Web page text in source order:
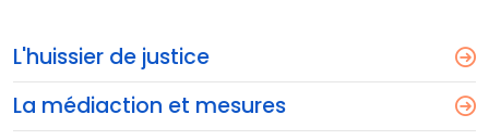
L'huissier de justice
La médiaction et mesures